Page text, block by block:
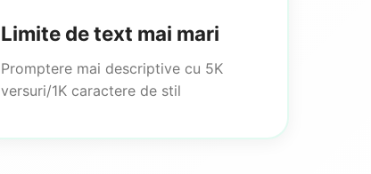
Limite de text mai mari
Promptere mai descriptive cu 5K
versuri/1K caractere de stil